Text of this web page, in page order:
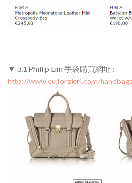
▼ 3.1 Phillip Lim 手袋購買網址 :
http://www.eu.forzieri.com/